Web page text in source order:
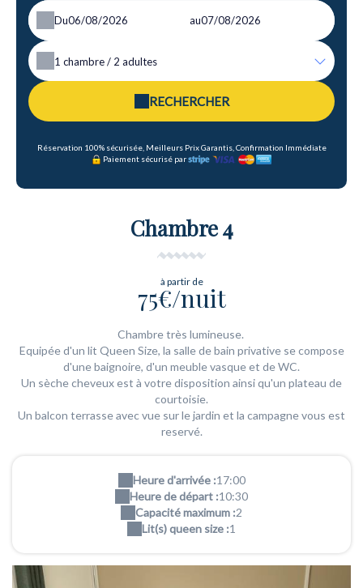
Du au
1 chambre / 2 adultes
RECHERCHER
Réservation 100% sécurisée, Meilleurs Prix Garantis, Confirmation Immédiate
Paiement sécurisé par
Chambre 4
à partir de
75€/nuit
Chambre très lumineuse.
Equipée d'un lit Queen Size, la salle de bain privative se compose
d'une baignoire, d'un meuble vasque et de WC.
Un sèche cheveux est à votre disposition ainsi qu'un plateau de
courtoisie.
Un balcon terrasse avec vue sur le jardin et la campagne vous est
reservé.
Heure d'arrivée :17:00
Heure de départ :10:30
Capacité maximum :2
Lit(s) queen size :1